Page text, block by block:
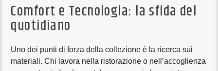
Comfort e Tecnologia: la sfida del
quotidiano
Uno dei punti di forza della collezione è la ricerca sui
materiali. Chi lavora nella ristorazione o nell’accoglienza